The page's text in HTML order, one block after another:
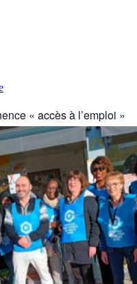
« accès à l’emploi »